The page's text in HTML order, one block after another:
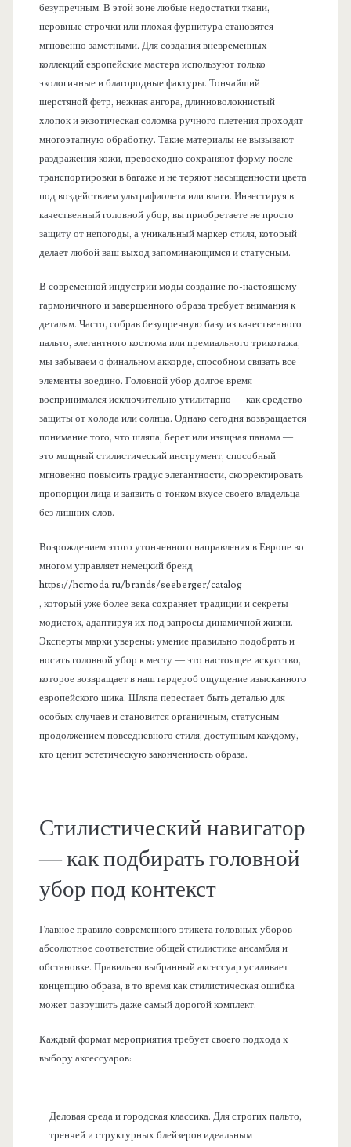
безупречным. В этой зоне любые недостатки ткани,
неровные строчки или плохая фурнитура становятся
мгновенно заметными. Для создания вневременных
коллекций европейские мастера используют только
экологичные и благородные фактуры. Тончайший
шерстяной фетр, нежная ангора, длинноволокнистый
хлопок и экзотическая соломка ручного плетения проходят
многоэтапную обработку. Такие материалы не вызывают
раздражения кожи, превосходно сохраняют форму после
транспортировки в багаже и не теряют насыщенности цвета
под воздействием ультрафиолета или влаги. Инвестируя в
качественный головной убор, вы приобретаете не просто
защиту от непогоды, а уникальный маркер стиля, который
делает любой ваш выход запоминающимся и статусным.
В современной индустрии моды создание по-настоящему
гармоничного и завершенного образа требует внимания к
деталям. Часто, собрав безупречную базу из качественного
пальто, элегантного костюма или премиального трикотажа,
мы забываем о финальном аккорде, способном связать все
элементы воедино. Головной убор долгое время
воспринимался исключительно утилитарно — как средство
защиты от холода или солнца. Однако сегодня возвращается
понимание того, что шляпа, берет или изящная панама —
это мощный стилистический инструмент, способный
мгновенно повысить градус элегантности, скорректировать
пропорции лица и заявить о тонком вкусе своего владельца
без лишних слов.
Возрождением этого утонченного направления в Европе во
многом управляет немецкий бренд
https://hcmoda.ru/brands/seeberger/catalog
, который уже более века сохраняет традиции и секреты
модисток, адаптируя их под запросы динамичной жизни.
Эксперты марки уверены: умение правильно подобрать и
носить головной убор к месту — это настоящее искусство,
которое возвращает в наш гардероб ощущение изысканного
европейского шика. Шляпа перестает быть деталью для
особых случаев и становится органичным, статусным
продолжением повседневного стиля, доступным каждому,
кто ценит эстетическую законченность образа.
Стилистический навигатор
— как подбирать головной
убор под контекст
Главное правило современного этикета головных уборов —
абсолютное соответствие общей стилистике ансамбля и
обстановке. Правильно выбранный аксессуар усиливает
концепцию образа, в то время как стилистическая ошибка
может разрушить даже самый дорогой комплект.
Каждый формат мероприятия требует своего подхода к
выбору аксессуаров:
Деловая среда и городская классика. Для строгих пальто,
тренчей и структурных блейзеров идеальным